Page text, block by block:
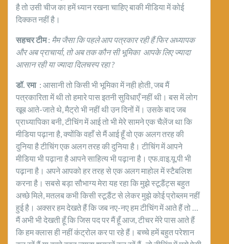
है तो उसी चीज का हमें ध्यान रखना चाहिए बाकी मीडिया में कोई
दिक्कत नहीं है।
सहचर टीम: मैम जैसा कि पहले आप पत्रकार रही हैं फिर अध्यापक
और अब प्राचार्या, तो अब तक कौन सी भूमिका आपके लिए ज्यादा
आसान रही या ज्यादा दिलचस्प रहा ?
डॉ. रमा: आसानी तो किसी भी भूमिका में नही होती, जब मैं
पत्रकारिता में थी तो हमारे पास इतनी सुविधाएँ नहीं थी। बस में लोग
खूब आते-जाते थे, मैट्रो भी नहीं थी उन दिनों में। उसके बाद जब
प्राध्यापिका बनी, टीचिंग में आई तो भी मेरे सामने एक चैलेंज था कि
मीडिया पढ़ाना है, क्योंकि वहाँ से मैं आई हूँ वो एक अलग तरह की
दुनिया है टीचिंग एक अलग तरह की दुनिया है। टीचिंग में आपने
मीडिया भी पढ़ाना है आपने साहित्य भी पढ़ाना है। एफ.वाइ.यू.पी भी
पढ़ाना है। अपने आपको हर तरह से एक अलग माहोल में स्टैबलिश
करना है। सबसे बड़ा सौभाग्य मेरा यह रहा कि मुझे स्टूडैंट्स बहुत
अच्छे मिले, मतलब कभी किसी स्टूडैंट से लेकर मुझे कोई प्रोब्लम नहीं
हुई है। अक्सर हम देखते हैं कि जब नए‌-नए हम टीचिंग में आते हैं तो …
मैं अभी भी देखती हूँ कि जिस पद पर मैं हूँ आज, टीचर मेंरे पास आते हैं
कि हम क्लास ही नहीं कंट्रोल कर पा रहे हैं। बच्चे हमें बहुत परेशान